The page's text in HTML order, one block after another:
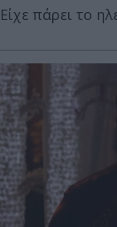
Είχε πάρει το